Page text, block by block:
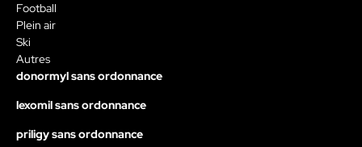
Football
Plein air
Ski
Autres
donormyl sans ordonnance
lexomil sans ordonnance
priligy sans ordonnance